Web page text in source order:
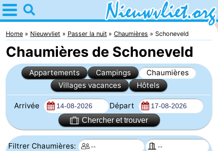
Home
Nieuwvliet
Astuces
Avec
les
enfants
Passer
la
nuit
Appartements
Campings
Home Nieuwvliet Passer la nuit Chaumières Schoneveld
Chaumières de Schoneveld
Appartements Campings
Chaumières
Villages vacances
Hôtels
Arrivée Départ
Chercher et trouver
Filtrer Chaumières: